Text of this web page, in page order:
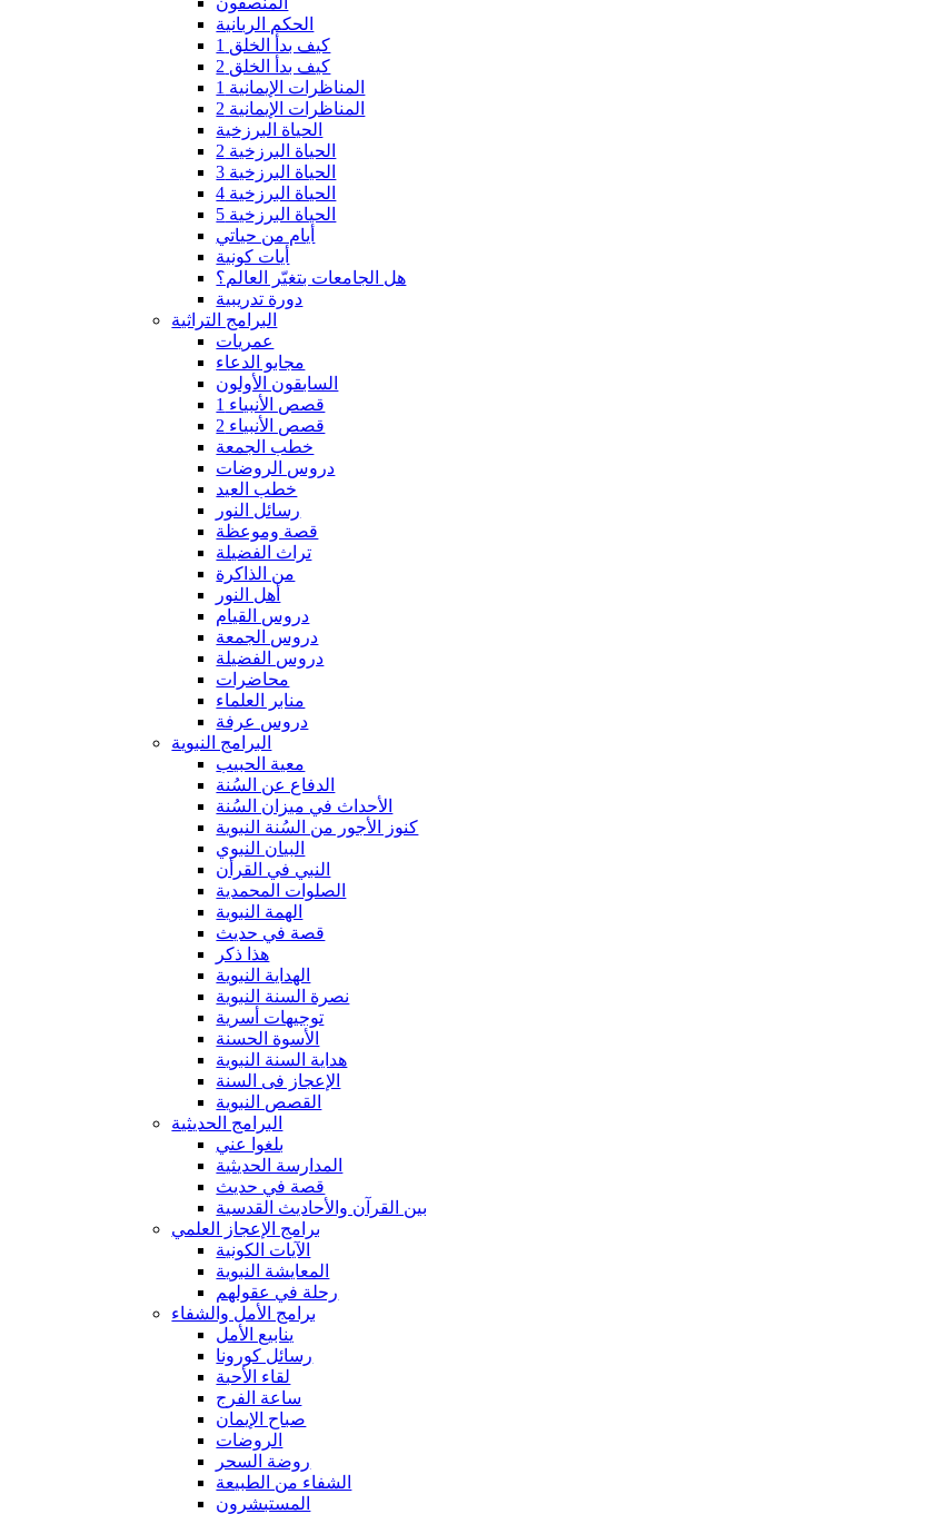
الحكم الربانية
كيف بدأ الخلق 1
كيف بدأ الخلق 2
المناظرات الإيمانية 1
المناظرات الإيمانية 2
الحياة البرزخية
الحياة البرزخية 2
الحياة البرزخية 3
الحياة البرزخية 4
الحياة البرزخية 5
أيام من حياتي
أيات كونية
هل الجامعات بتغيّر العالم؟
دورة تدريبية
البرامج التراثية
عمريات
مجابو الدعاء
السابقون الأولون
قصص الأنبياء 1
قصص الأنبياء 2
خطب الجمعة
دروس الروضات
خطب العيد
رسائل النور
قصة وموعظة
تراث الفضيلة
من الذاكرة
أهل النور
دروس القيام
دروس الجمعة
دروس الفضيلة
محاضرات
منابر العلماء
دروس عرفة
البرامج النبوية
معية الحبيب
الدفاع عن السُنة
الأحداث في ميزان السُنة
كنوز الأجور من السُنة النبوية
البيان النبوي
النبي في القرأن
الصلوات المحمدية
الهمة النبوية
قصة في حديث
هذا ذكر
الهداية النبوية
نصرة السنة النبوية
توجيهات أسرية
الأسوة الحسنة
هداية السنة النبوية
الإعجاز فى السنة
القصص النبوية
البرامج الحديثية
بلغوا عني
المدارسة الحديثية
قصة في حديث
بين القرآن والأحاديث القدسية
برامج الإعجاز العلمي
الآيات الكونية
المعايشة النبوية
رحلة في عقولهم
برامج الأمل والشفاء
ينابيع الأمل
رسائل كورونا
لقاء الأحبة
ساعة الفرج
صباح الإيمان
الروضات
روضة السحر
الشفاء من الطبيعة
المستبشرون